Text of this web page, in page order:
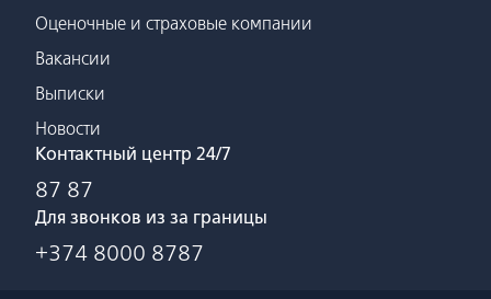
Оценочные и страховые компании
Вакансии
Выписки
Новости
Контактный центр 24/7
87 87
Для звонков из за границы
+374 8000 8787